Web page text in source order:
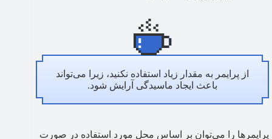
از پرایمر به مقدار زیاد استفاده نکنید، زیرا می‌تواند
باعث ایجاد ماسیدگی آرایش شود.
پرایمرها را می‌توان بر اساس محل مورد استفاده در صورت